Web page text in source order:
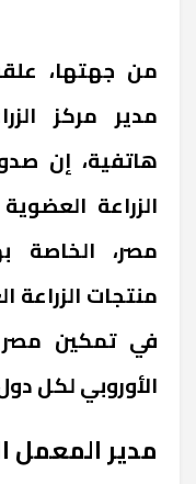
من جهتها،
مدير مركز
هاتفية، إن
الزراعة
مصر، الخاصة
منتجات
في تمكين مصر
الأوروبي لكل
مدير المعمل